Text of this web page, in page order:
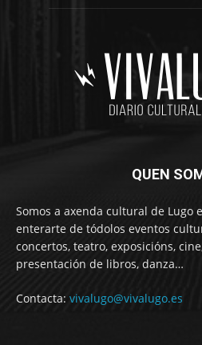
QUEN
Somos a axenda cultural de Lugo
enterarte de tódolos eventos
concertos, teatro, exposicións,
presentación de libros, danza…
Contacta: vivalugo@vivalugo.es